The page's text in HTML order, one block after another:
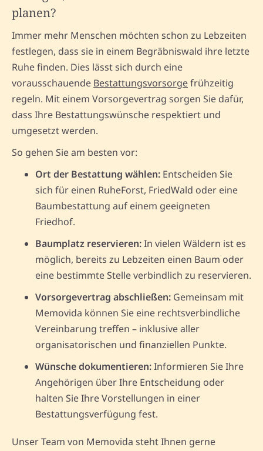
planen?
Immer mehr Menschen möchten schon zu Lebzeiten
festlegen, dass sie in einem Begräbniswald ihre letzte
Ruhe finden. Dies lässt sich durch eine
vorausschauende Bestattungsvorsorgefrühzeitig
regeln. Mit einem Vorsorgevertrag sorgen Sie dafür,
dass Ihre Bestattungswünsche respektiert und
umgesetzt werden.
So gehen Sie am besten vor:
Ort der Bestattung wählen: Entscheiden Sie
sich für einen RuheForst, FriedWald oder eine
Baumbestattung auf einem geeigneten
Friedhof.
Baumplatz reservieren:In vielen Wäldern ist es
möglich, bereits zu Lebzeiten einen Baum oder
eine bestimmte Stelle verbindlich zu reservieren.
Vorsorgevertrag abschließen: Gemeinsam mit
Memovida können Sie eine rechtsverbindliche
Vereinbarung treffen – inklusive aller
organisatorischen und finanziellen Punkte.
Wünsche dokumentieren:Informieren Sie Ihre
Angehörigen über Ihre Entscheidung oder
halten Sie Ihre Vorstellungen in einer
Bestattungsverfügung fest.
Unser Team von Memovida steht Ihnen gerne